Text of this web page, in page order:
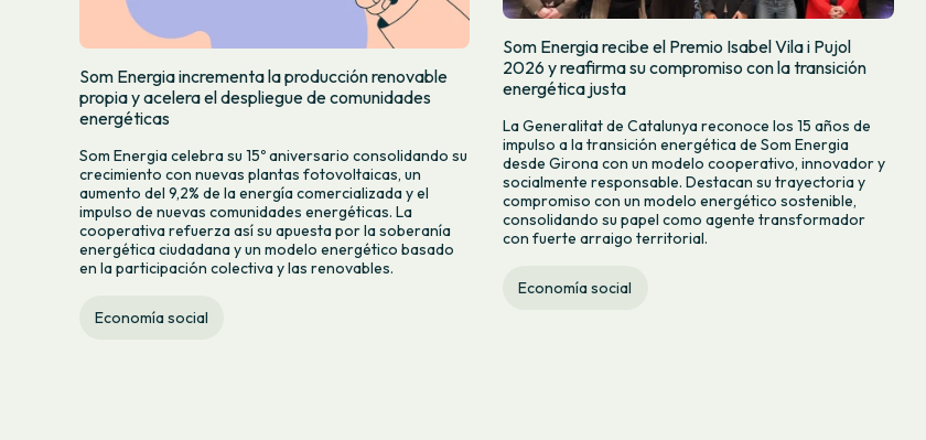
Som Energia incrementa la producción renovable
propia y acelera el despliegue de comunidades
energéticas
Som Energia celebra su 15º aniversario consolidando su
crecimiento con nuevas plantas fotovoltaicas, un
aumento del 9,2% de la energía comercializada y el
impulso de nuevas comunidades energéticas. La
cooperativa refuerza así su apuesta por la soberanía
energética ciudadana y un modelo energético basado
en la participación colectiva y las renovables.
Economía social
Som Energia recibe el Premio Isabel Vila i Pujol
2026 y reafirma su compromiso con la transición
energética justa
La Generalitat de Catalunya reconoce los 15 años de
impulso a la transición energética de Som Energia
desde Girona con un modelo cooperativo, innovador y
socialmente responsable. Destacan su trayectoria y
compromiso con un modelo energético sostenible,
consolidando su papel como agente transformador
con fuerte arraigo territorial.
Economía social